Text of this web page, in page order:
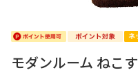
モダンルーム ねこ